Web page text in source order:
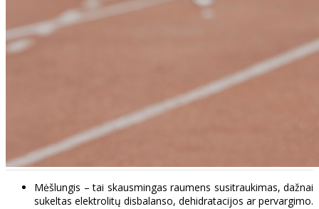
Mėšlungis – tai skausmingas raumens susitraukimas, dažnai
sukeltas elektrolitų disbalanso, dehidratacijos ar pervargimo.